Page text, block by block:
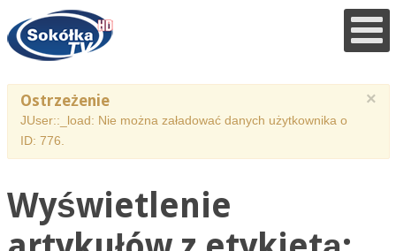
×
Ostrzeżenie
JUser::_load: Nie można załadować danych użytkownika o
ID: 776.
Wyświetlenie